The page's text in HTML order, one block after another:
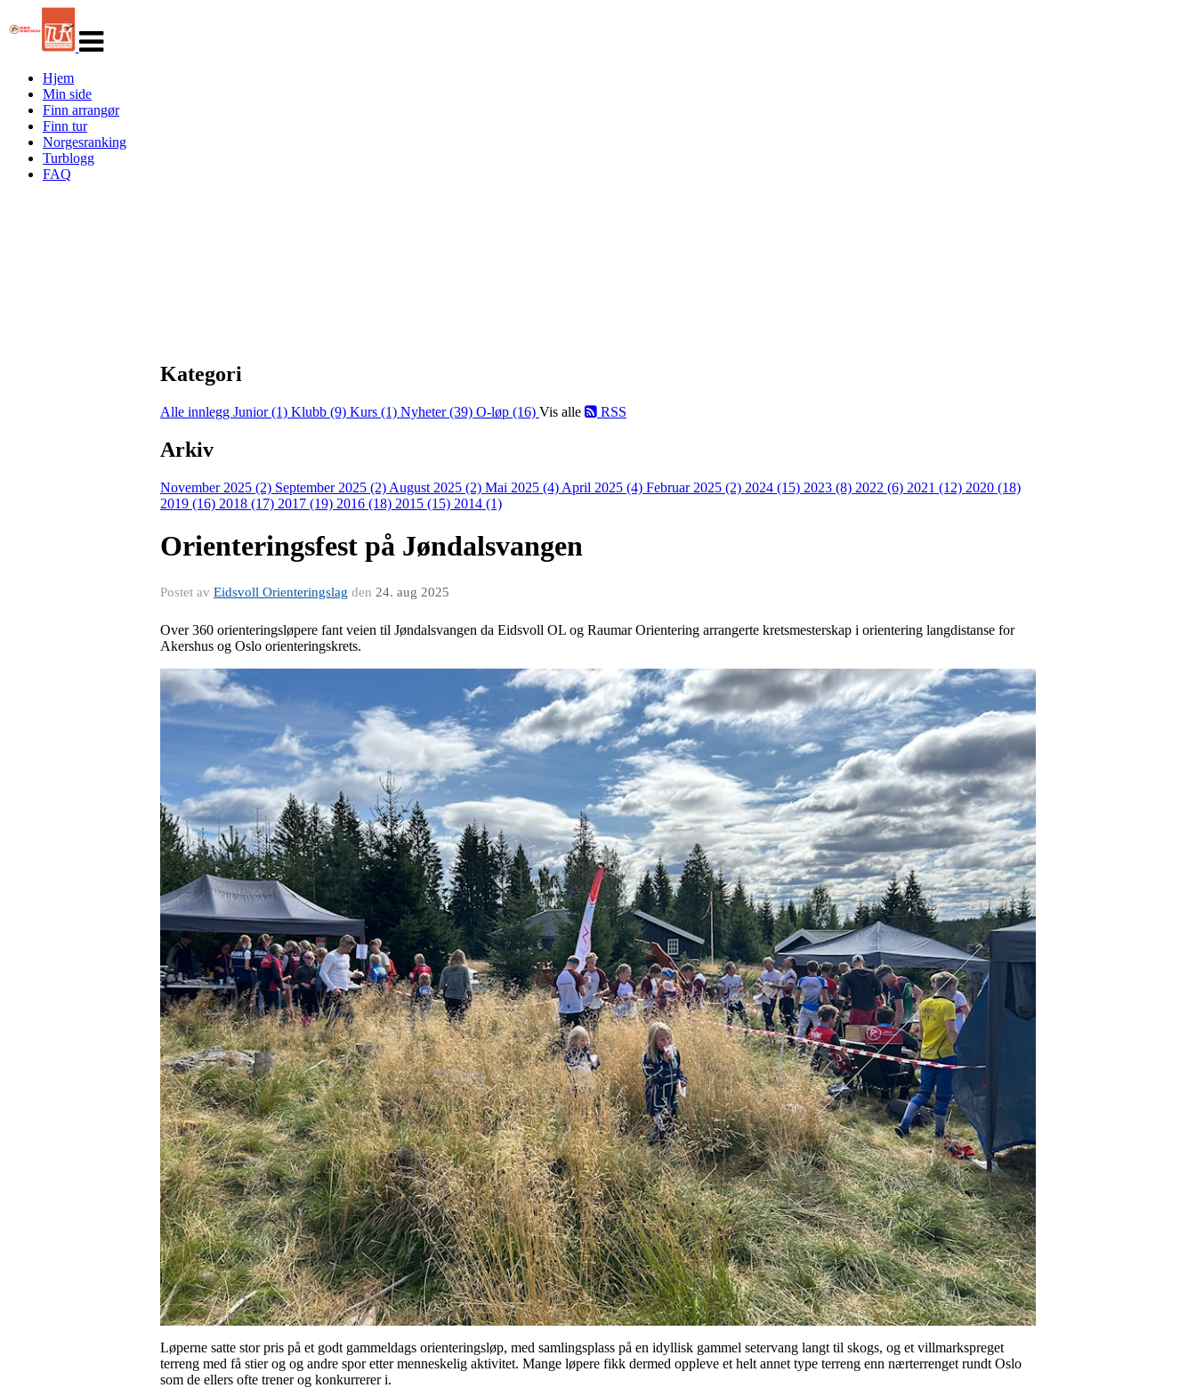
navigasjon
Hjem
Min side
Finn arrangør
Finn tur
Norgesranking
Turblogg
FAQ
Kategori
Alle innlegg Junior (1) Klubb (9) Kurs (1) Nyheter (39) O-løp (16) Vis alle RSS
Arkiv
November 2025 (2) September 2025 (2) August 2025 (2) Mai 2025 (4) April 2025 (4) Februar 2025 (2) 2024 (15) 2023 (8) 2022 (6) 2021 (12) 2020 (18)
2019 (16) 2018 (17) 2017 (19) 2016 (18) 2015 (15) 2014 (1)
Orienteringsfest på Jøndalsvangen
Postet av Eidsvoll Orienteringslag den 24. aug 2025
Over 360 orienteringsløpere fant veien til Jøndalsvangen da Eidsvoll OL og Raumar Orientering arrangerte kretsmesterskap i orientering langdistanse for
Akershus og Oslo orienteringskrets.
Løperne satte stor pris på et godt gammeldags orienteringsløp, med samlingsplass på en idyllisk gammel setervang langt til skogs, og et villmarkspreget
terreng med få stier og og andre spor etter menneskelig aktivitet. Mange løpere fikk dermed oppleve et helt annet type terreng enn nærterrenget rundt Oslo
som de ellers ofte trener og konkurrerer i.